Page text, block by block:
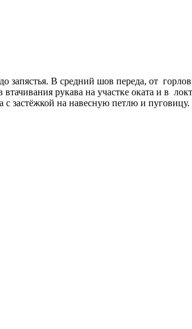
запястья. В средний шов переда, от
рукава на участке оката и в
застёжкой на навесную петлю и пуговицу.